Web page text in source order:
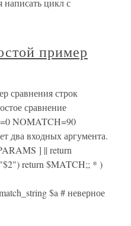
написать цикл с
пример
сравнения строк
сравнение
NOMATCH=90
два входных аргумента.
] || return
return $MATCH;; * )
$a # неверное